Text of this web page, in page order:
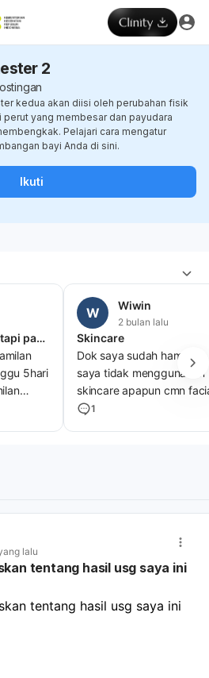
2
kedua akan diisi oleh perubahan fisik
perut yang membesar dan payudara
Pelajari cara mengatur
bayi Anda di sini.
Ikuti
Hamil 11minggu 5hari tapi pas usg kehamilan 6 minggu dan masih kelihatan kantung kehamilan belum ada janin dan seminggut
5hari
W Wiwin
2 bulan lalu
Skincare
Dok saya sudah hamil Tm
saya tidak menggunakan
skincare apapun cmn
skintific yg biru , saya
1
lalu
tentang hasil usg saya ini
tentang hasil usg saya ini